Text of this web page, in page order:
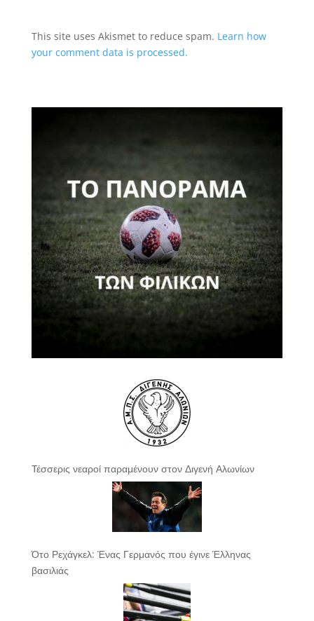
This site uses Akismet to reduce spam. Learn how
your comment data is processed.
Τέσσερις νεαροί παραμένουν στον Διγενή Αλωνίων
Ότο Ρεχάγκελ: Ένας Γερμανός που έγινε Έλληνας
βασιλιάς